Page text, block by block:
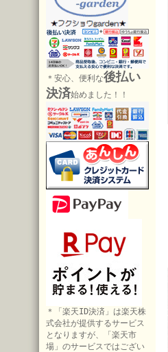
＊安心、便利な後払い
決済始めました！！
＊「楽天ID決済」は楽天株
式会社が提供するサービス
となりますが、「楽天市
場」のサービスではござい